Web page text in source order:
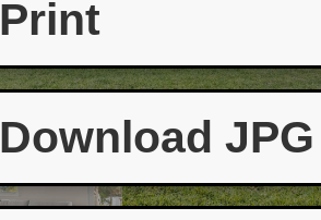
Print
Download JPG